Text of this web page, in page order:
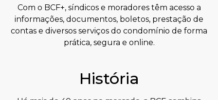
Com o BCF+, síndicos e moradores têm acesso a
informações, documentos, boletos, prestação de
contas e diversos serviços do condomínio de forma
prática, segura e online.
História